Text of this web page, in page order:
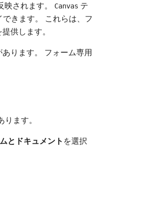
されます。
Canvas テ
できます。 これらは、フ
供します。
あります。 フォーム専用
ます。
とドキュメント ​を選択